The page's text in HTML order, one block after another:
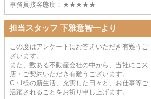
事務員接客態度：★★★★★
担当スタッフ 下雅意智一より
この度はアンケートにお答えいただき有難うご
ざいます。
また、数ある不動産会社の中から、当社にご来
店・ご契約いただき有難うございます。
C・I様の新生活、充実した日々と、お仕事等ご
活躍されることをお祈り申し上げます。